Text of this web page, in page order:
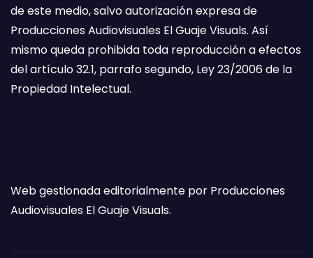
de este medio, salvo autorización expresa de
Producciones Audiovisuales El Guaje Visuals. Así
mismo queda prohibida toda reproducción a efectos
del artículo 32.1, parrafo segundo, Ley 23/2006 de la
Propiedad Intelectual.
Web gestionada editorialmente por Producciones
Audiovisuales El Guaje Visuals.